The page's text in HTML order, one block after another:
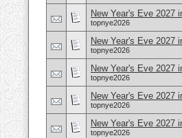
New Year's Eve 2027
topnye2026
New Year's Eve 2027
topnye2026
New Year's Eve 2027
topnye2026
New Year's Eve 2027
topnye2026
New Year's Eve 2027
topnye2026